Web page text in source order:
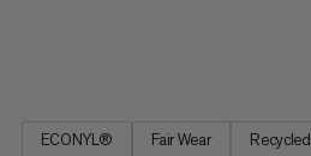
ECONYL® Fair Wear Recycled